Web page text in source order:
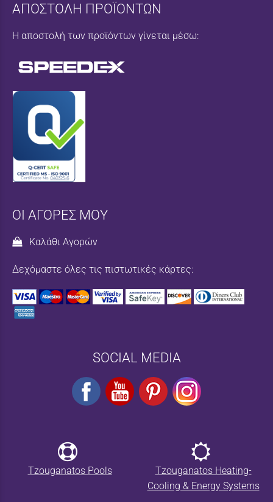
ΑΠΟΣΤΟΛΗ ΠΡΟΪΟΝΤΩΝ
Η αποστολή των προϊόντων γίνεται μέσω:
ΟΙ ΑΓΟΡΕΣ ΜΟΥ
Καλάθι Αγορών
Δεχόμαστε όλες τις πιστωτικές κάρτες:
SOCIAL MEDIA
Tzouganatos Pools
Tzouganatos Heating-
Cooling & Energy Systems